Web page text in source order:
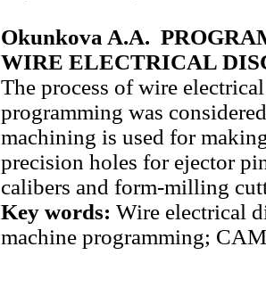
Okunkova A.A.
WIRE ELECTRICAL
The process of wire
programming was
machining is used for
precision holes for ejector
calibers and form-milling
Key words: Wire electrical
machine programming;